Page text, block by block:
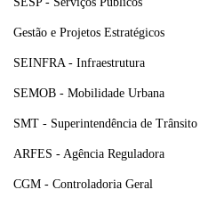
Gestão e Projetos Estratégicos
SEINFRA - Infraestrutura
SEMOB - Mobilidade Urbana
SMT - Superintendência de Trânsito
ARFES - Agência Reguladora
CGM - Controladoria Geral